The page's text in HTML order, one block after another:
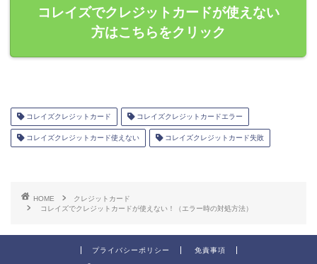
コレイズでクレジットカードが使えない
方はこちらをクリック
コレイズクレジットカード コレイズクレジットカードエラー
コレイズクレジットカード使えない コレイズクレジットカード失敗
HOME
クレジットカード
コレイズでクレジットカードが使えない！（エラー時の対処方法）
プライバシーポリシー 免責事項